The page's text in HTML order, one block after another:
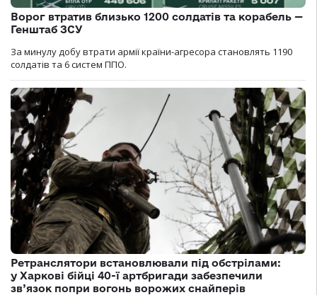
Ворог втратив близько 1200 солдатів та корабель —
Генштаб ЗСУ
За минулу добу втрати армії країни-агресора становлять 1190
солдатів та 6 систем ППО.
Ретранслятори встановлювали під обстрілами:
у Харкові бійці 40-ї артбригади забезпечили
зв’язок попри вогонь ворожих снайперів